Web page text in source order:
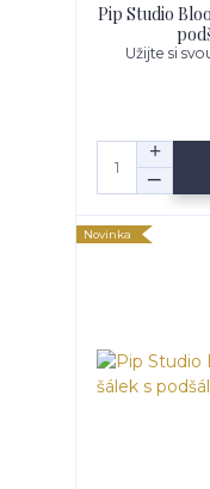
Pip Studio
Užijte si
Novinka